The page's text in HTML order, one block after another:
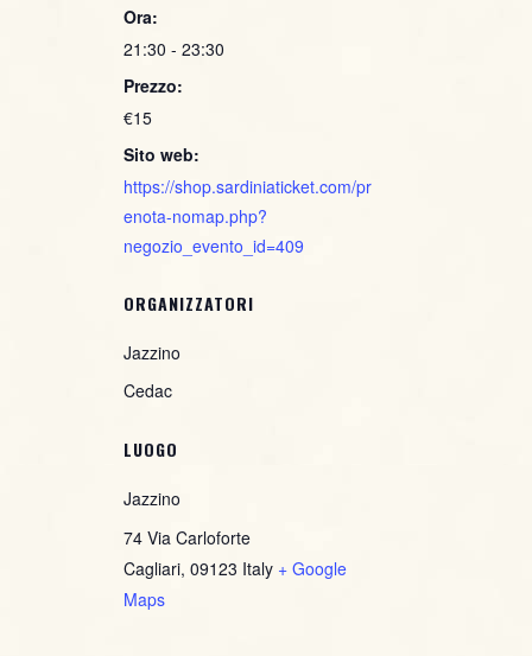
Ora:
21:30 - 23:30
Prezzo:
€15
Sito web:
https://shop.sardiniaticket.com/pr
enota-nomap.php?
negozio_evento_id=409
LUOGO
Jazzino
74 Via Carloforte
Cagliari, 09123 Italy + Google
Maps
ORGANIZZATORI
Jazzino
Cedac